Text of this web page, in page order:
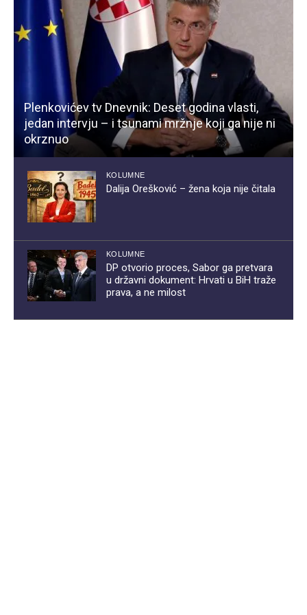
Plenkovićev tv Dnevnik: Deset godina vlasti,
jedan intervju – i tsunami mržnje koji ga nije ni
okrznuo
KOLUMNE
Dalija Orešković – žena koja nije čitala
KOLUMNE
DP otvorio proces, Sabor ga pretvara
u državni dokument: Hrvati u BiH traže
prava, a ne milost